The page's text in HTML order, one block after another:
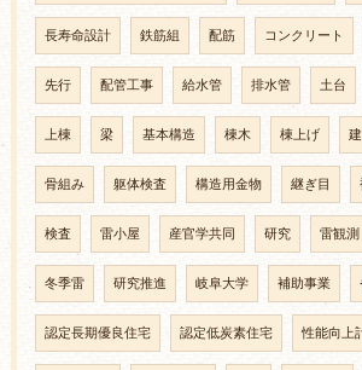
長寿命設計 鉄筋組 配筋 コンクリート
先行 配管工事 給水管 排水管 土台
上棟 梁 基本構造 棟木 棟上げ
骨組み 躯体検査 構造用金物 継ぎ目
検査 雷小屋 産官学共同 研究 雷観測
冬季雷 研究推進 岐阜大学 補助事業
認定長期優良住宅 認定低炭素住宅 性能向上